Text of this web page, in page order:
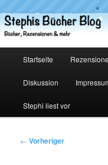
primären
Inhalt
Stephis
Startseite
Diskussion
Stephi liest vor
Beitragsnavigation
← Vorheriger